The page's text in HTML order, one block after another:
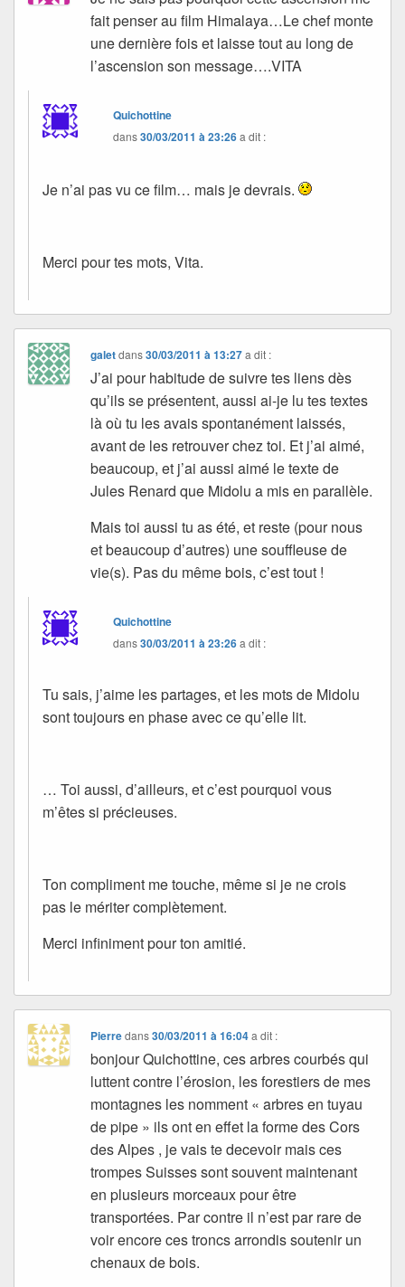
fait penser au film Himalaya…Le chef monte
une dernière fois et laisse tout au long de
l’ascension son message….VITA
Quichottine
dans30/03/2011 à 23:26a dit :
Je n’ai pas vu ce film… mais je devrais.
Merci pour tes mots, Vita.
galetdans30/03/2011 à 13:27 a dit :
J’ai pour habitude de suivre tes liens dès
qu’ils se présentent, aussi ai-je lu tes textes
là où tu les avais spontanément laissés,
avant de les retrouver chez toi. Et j’ai aimé,
beaucoup, et j’ai aussi aimé le texte de
Jules Renard que Midolu a mis en parallèle.
Mais toi aussi tu as été, et reste (pour nous
et beaucoup d’autres) une souffleuse de
vie(s). Pas du même bois, c’est tout !
Quichottine
dans30/03/2011 à 23:26a dit :
Tu sais, j’aime les partages, et les mots de Midolu
sont toujours en phase avec ce qu’elle lit.
… Toi aussi, d’ailleurs, et c’est pourquoi vous
m’êtes si précieuses.
Ton compliment me touche, même si je ne crois
pas le mériter complètement.
Merci infiniment pour ton amitié.
Pierredans30/03/2011 à 16:04 a dit :
bonjour Quichottine, ces arbres courbés qui
luttent contre l’érosion, les forestiers de mes
montagnes les nomment « arbres en tuyau
de pipe » ils ont en effet la forme des Cors
des Alpes , je vais te decevoir mais ces
trompes Suisses sont souvent maintenant
en plusieurs morceaux pour être
transportées. Par contre il n’est par rare de
voir encore ces troncs arrondis soutenir un
chenaux de bois.